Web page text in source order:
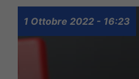
1 Ottobre 2022 - 16:23